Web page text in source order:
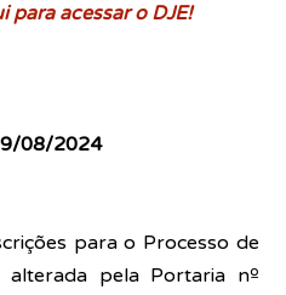
para acessar o DJE!
08/2024
para o Processo de
alterada pela Portaria nº